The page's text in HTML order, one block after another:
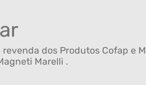
dos Produtos Cofap e
Marelli .